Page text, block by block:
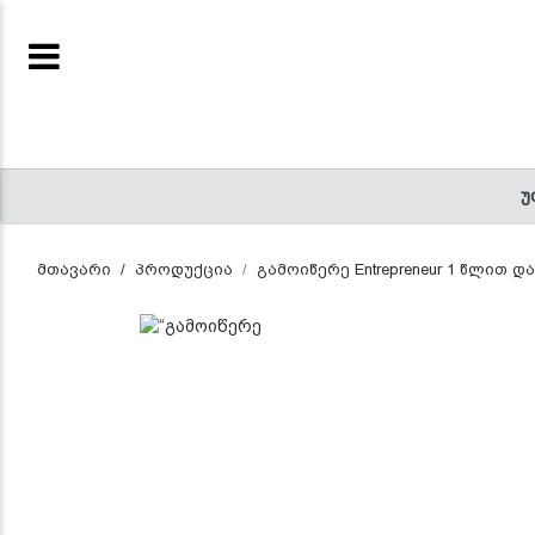
ᲬᲘᲒᲜᲔᲑᲘ
(CURRENT)
მთავარი პროდუქცია გამოიწერე Entrepreneur 1 წლით